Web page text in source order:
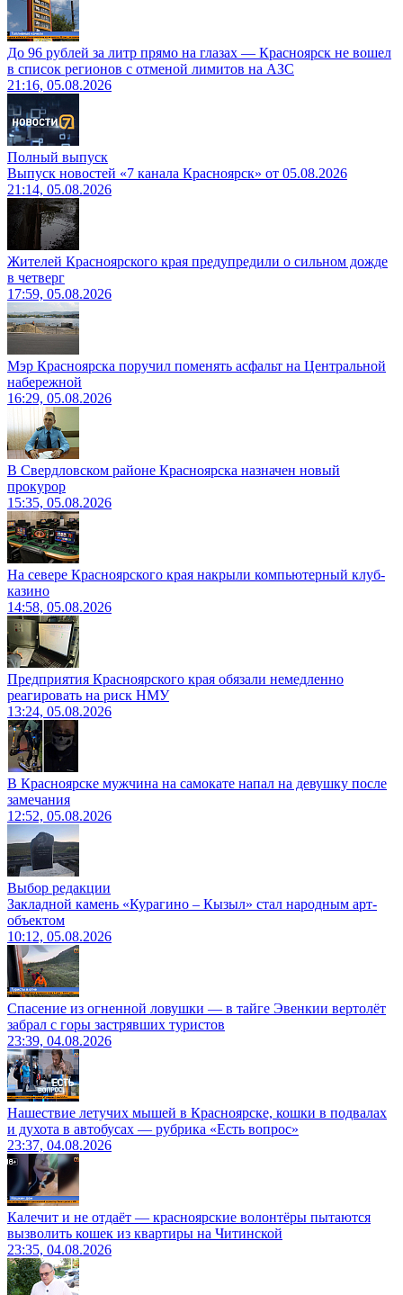
До 96 рублей за литр прямо на глазах — Красноярск не вошел
в список регионов с отменой лимитов на АЗС
21:16, 05.08.2026
Полный выпуск
Выпуск новостей «7 канала Красноярск» от 05.08.2026
21:14, 05.08.2026
Жителей Красноярского края предупредили о сильном дожде
в четверг
17:59, 05.08.2026
Мэр Красноярска поручил поменять асфальт на Центральной
набережной
16:29, 05.08.2026
В Свердловском районе Красноярска назначен новый
прокурор
15:35, 05.08.2026
На севере Красноярского края накрыли компьютерный клуб-
казино
14:58, 05.08.2026
Предприятия Красноярского края обязали немедленно
реагировать на риск НМУ
13:24, 05.08.2026
В Красноярске мужчина на самокате напал на девушку после
замечания
12:52, 05.08.2026
Выбор редакции
Закладной камень «Курагино – Кызыл» стал народным арт-
объектом
10:12, 05.08.2026
Спасение из огненной ловушки — в тайге Эвенкии вертолёт
забрал с горы застрявших туристов
23:39, 04.08.2026
Нашествие летучих мышей в Красноярске, кошки в подвалах
и духота в автобусах — рубрика «Есть вопрос»
23:37, 04.08.2026
Калечит и не отдаёт — красноярские волонтёры пытаются
вызволить кошек из квартиры на Читинской
23:35, 04.08.2026